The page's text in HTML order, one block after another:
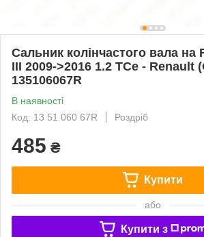
Сальник колінчастого вала на
III 2009->2016 1.2 TCe - Renault
135106067R
В наявності
Код: 13 51 060 67R
Роздріб
485 ₴
Купити
або
Купити з